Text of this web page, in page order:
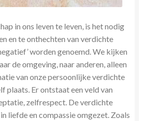
met 17 Archeia en hun
in ons leven te leven, is het nodig
en te onthechten van verdichte
worden genoemd. We kijken
de omgeving, naar anderen, alleen
van onze persoonlijke verdichte
plaats. Er ontstaat een veld van
zelfrespect. De verdichte
liefde en compassie omgezet. Zoals